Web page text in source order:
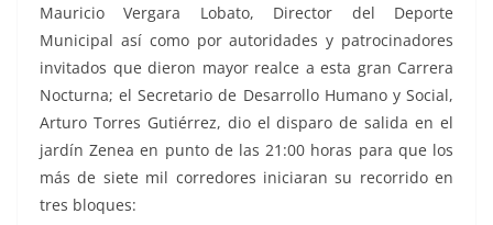
Mauricio Vergara Lobato, Director del Deporte
Municipal así como por autoridades y patrocinadores
invitados que dieron mayor realce a esta gran Carrera
Nocturna; el Secretario de Desarrollo Humano y Social,
Arturo Torres Gutiérrez, dio el disparo de salida en el
jardín Zenea en punto de las 21:00 horas para que los
más de siete mil corredores iniciaran su recorrido en
tres bloques: